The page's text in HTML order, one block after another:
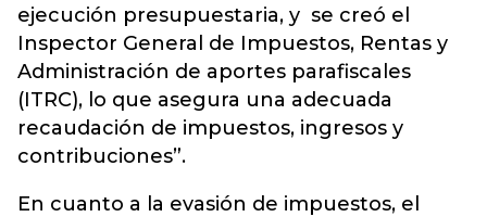
ejecución presupuestaria, y se creó el
Inspector General de Impuestos, Rentas y
Administración de aportes parafiscales
(ITRC), lo que asegura una adecuada
recaudación de impuestos, ingresos y
contribuciones”.
En cuanto a la evasión de impuestos, el